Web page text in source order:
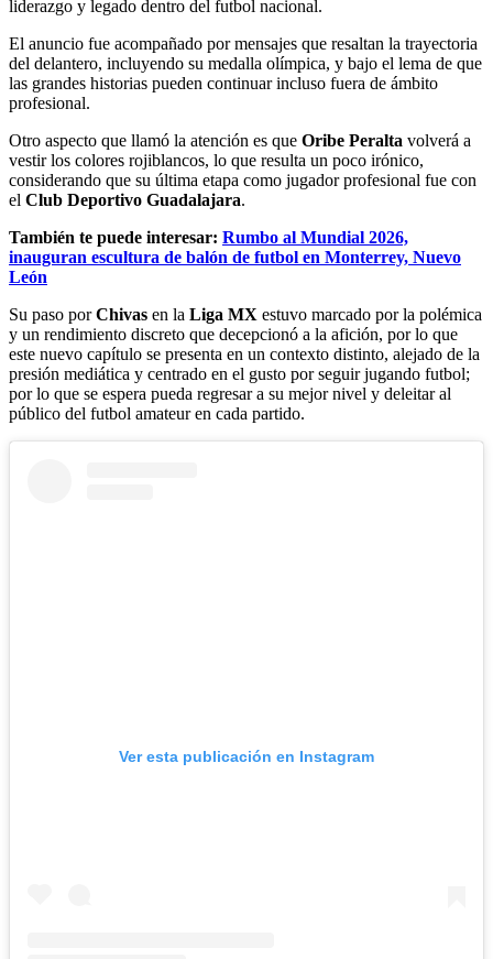
liderazgo y legado dentro del futbol nacional.
El anuncio fue acompañado por mensajes que resaltan la trayectoria
del delantero, incluyendo su medalla olímpica, y bajo el lema de que
las grandes historias pueden continuar incluso fuera de ámbito
profesional.
Otro aspecto que llamó la atención es que Oribe Peralta volverá a
vestir los colores rojiblancos, lo que resulta un poco irónico,
considerando que su última etapa como jugador profesional fue con
el Club Deportivo Guadalajara.
También te puede interesar: Rumbo al Mundial 2026,
inauguran escultura de balón de futbol en Monterrey, Nuevo
León
Su paso porChivas en la Liga MX estuvo marcado por la polémica
y un rendimiento discreto que decepcionó a la afición, por lo que
este nuevo capítulo se presenta en un contexto distinto, alejado de la
presión mediática y centrado en el gusto por seguir jugando futbol;
por lo que se espera pueda regresar a su mejor nivel y deleitar al
público del futbol amateur en cada partido.
Ver esta publicación en Instagram